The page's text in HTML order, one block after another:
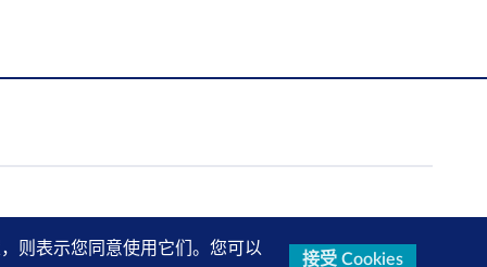
则表示您同意使用它们。您可以
接受 Cookies